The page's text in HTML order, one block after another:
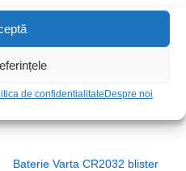
de confidentialitate Despre noi
Baterie Varta CR2032 blister